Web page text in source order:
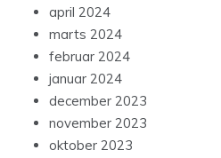
april 2024
marts 2024
februar 2024
januar 2024
december 2023
november 2023
oktober 2023